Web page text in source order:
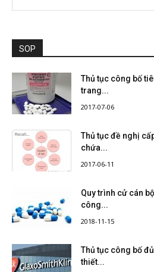
SOP
Thủ tục công bố
trang...
2017-07-06
Thủ tục đề nghị
chứa...
2017-06-11
Quy trình cử cán
công...
2018-11-15
Thủ tục công bố
thiết...